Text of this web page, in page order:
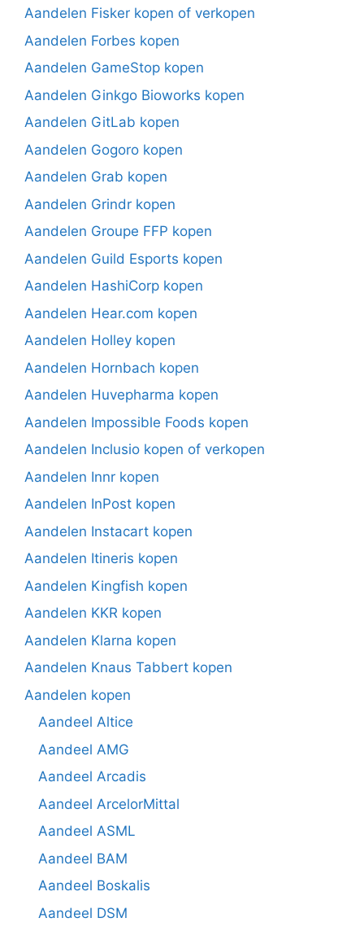
Aandelen Fisker kopen of verkopen
Aandelen Forbes kopen
Aandelen GameStop kopen
Aandelen Ginkgo Bioworks kopen
Aandelen GitLab kopen
Aandelen Gogoro kopen
Aandelen Grab kopen
Aandelen Grindr kopen
Aandelen Groupe FFP kopen
Aandelen Guild Esports kopen
Aandelen HashiCorp kopen
Aandelen Hear.com kopen
Aandelen Holley kopen
Aandelen Hornbach kopen
Aandelen Huvepharma kopen
Aandelen Impossible Foods kopen
Aandelen Inclusio kopen of verkopen
Aandelen Innr kopen
Aandelen InPost kopen
Aandelen Instacart kopen
Aandelen Itineris kopen
Aandelen Kingfish kopen
Aandelen KKR kopen
Aandelen Klarna kopen
Aandelen Knaus Tabbert kopen
Aandelen kopen
Aandeel Altice
Aandeel AMG
Aandeel Arcadis
Aandeel ArcelorMittal
Aandeel ASML
Aandeel BAM
Aandeel Boskalis
Aandeel DSM